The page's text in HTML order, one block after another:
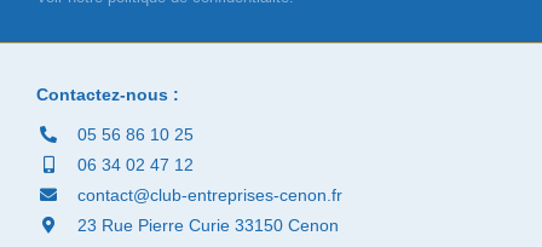
Contactez-nous :
05 56 86 10 25
06 34 02 47 12
contact@club-entreprises-cenon.fr
23 Rue Pierre Curie 33150 Cenon